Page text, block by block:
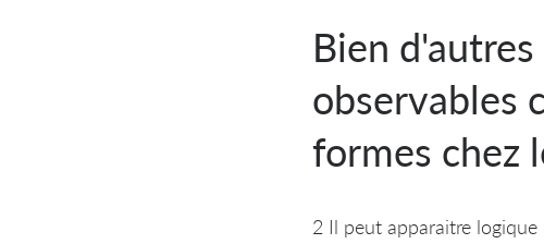
Bien
observables
formes chez
2 Il peut apparaitre